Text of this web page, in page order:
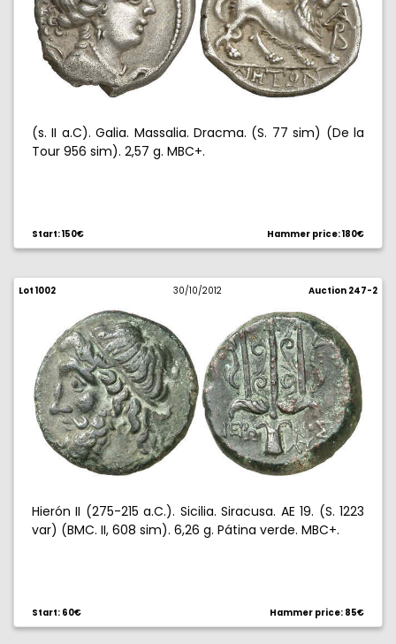
(s. II a.C). Galia. Massalia. Dracma. (S. 77 sim) (De la
Tour 956 sim). 2,57 g. MBC+.
Start: 150€ Hammer price: 180€
Lot 1002 30/10/2012 Auction 247-2
Hierón II (275-215 a.C.). Sicilia. Siracusa. AE 19. (S. 1223
var) (BMC. II, 608 sim). 6,26 g. Pátina verde. MBC+.
Start: 60€ Hammer price: 85€